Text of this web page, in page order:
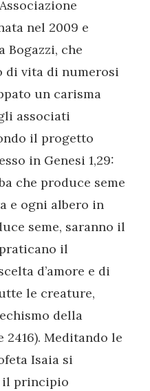
nel 2009 e
Bogazzi, che
di vita di numerosi
un carisma
associati
il progetto
in Genesi 1,29:
che produce seme
e ogni albero in
seme, saranno il
il
d’amore e di
le creature,
della
Meditando le
Isaia si
il principio